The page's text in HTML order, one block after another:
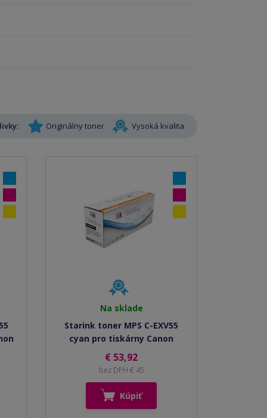
Originálny toner Vysoká kvalita
Na sklade
Starink toner MPS C-EXV55
cyan pro tiskárny Canon
€ 53,92
bez DPH € 45
Kúpiť